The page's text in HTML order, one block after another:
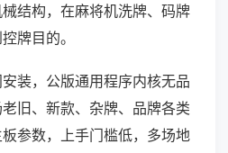
结构，在麻将机洗牌、码牌
牌目的。
装，公版通用程序内核无品
旧、新款、杂牌、品牌各类
参数，上手门槛低，多场地